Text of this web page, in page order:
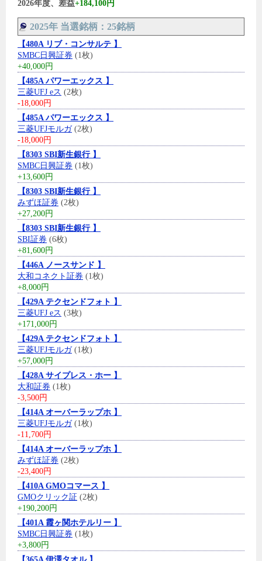
2026年度、差益+184,100円
2025年 当選銘柄：25銘柄
【480A リブ・コンサルテ 】
SMBC日興証券 (1枚)
+40,000円
【485A パワーエックス 】
三菱UFJ eス (2枚)
-18,000円
【485A パワーエックス 】
三菱UFJモルガ(2枚)
-18,000円
【8303 SBI新生銀行 】
SMBC日興証券 (1枚)
+13,600円
【8303 SBI新生銀行 】
みずほ証券 (2枚)
+27,200円
【8303 SBI新生銀行 】
SBI証券 (6枚)
+81,600円
【446A ノースサンド 】
大和コネクト証券 (1枚)
+8,000円
【429A テクセンドフォト 】
三菱UFJ eス (3枚)
+171,000円
【429A テクセンドフォト 】
三菱UFJモルガ(1枚)
+57,000円
【428A サイプレス・ホー 】
大和証券 (1枚)
-3,500円
【414A オーバーラップホ 】
三菱UFJモルガ(1枚)
-11,700円
【414A オーバーラップホ 】
みずほ証券 (2枚)
-23,400円
【410A GMOコマース 】
GMOクリック証 (2枚)
+190,200円
【401A 霞ヶ関ホテルリー 】
SMBC日興証券 (1枚)
+3,800円